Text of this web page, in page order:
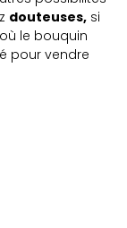
douteuses, si
le bouquin
pour vendre